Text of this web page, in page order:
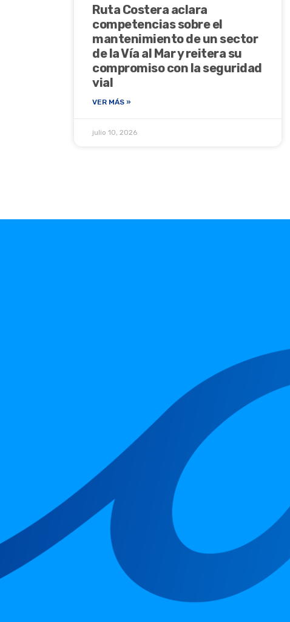
Ruta Costera aclara
competencias sobre el
mantenimiento de un sector
de la Vía al Mar y reitera su
compromiso con la seguridad
vial
VER MÁS »
julio 10, 2026